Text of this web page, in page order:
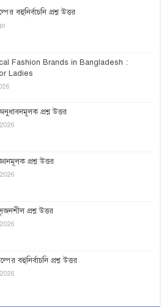
বহুনির্বাচনি প্রশ্ন উত্তর
Fashion Brands in Bangladesh :
Ladies
প্রশ্ন উত্তর
প্রশ্ন উত্তর
প্রশ্ন উত্তর
বহুনির্বাচনি প্রশ্ন উত্তর